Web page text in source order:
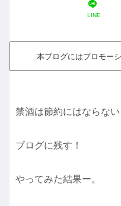
LINE
本ブログにはプロモー
禁酒は節約にはならない
ブログに残す！
やってみた結果ー。